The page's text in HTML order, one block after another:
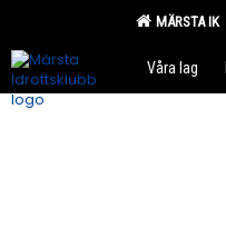
MÄRSTA IK
Våra lag